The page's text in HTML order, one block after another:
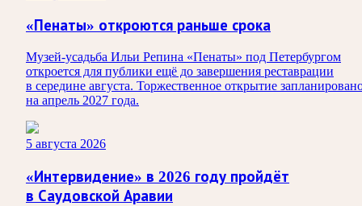
«Пенаты» откроются раньше срока
Музей-усадьба Ильи Репина «Пенаты» под Петербургом
откроется для публики ещё до завершения реставрации
в середине августа. Торжественное открытие
на апрель 2027 года.
5 августа 2026
«Интервидение» в 2026 году пройдёт
в Саудовской Аравии